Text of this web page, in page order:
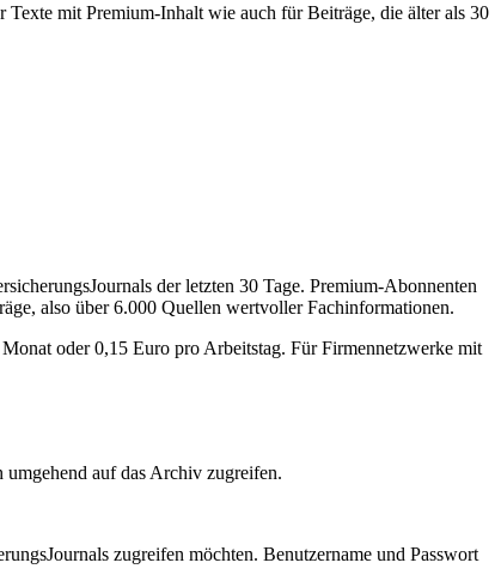
mit Premium-Inhalt wie auch für Beiträge, die älter als 30
der letzten 30 Tage. Premium-Abonnenten
also über 6.000 Quellen wertvoller Fachinformationen.
oder 0,15 Euro pro Arbeitstag. Für Firmennetzwerke mit
auf das Archiv zugreifen.
zugreifen möchten. Benutzername und Passwort